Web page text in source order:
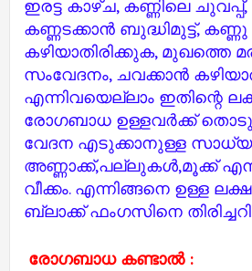
ഇരട്ട കാഴ്ച, കണ്ണിലെ ചുവപ്പ്,
കണ്ണടക്കാൻ ബുദ്ധിമുട്ട്,
കഴിയാതിരിക്കുക, മുഖത്തെ
സംവേദനം, ചവക്കാൻ
എന്നിവയെല്ലാം ഇതിന്റെ
രോഗബാധ ഉള്ളവർക്ക്
വേദന എടുക്കാനുള്ള
അണ്ണാക്ക്,പല്ലുകൾ,മൂക്ക്
വീക്കം. എന്നിങ്ങനെ ഉള്ള
ബ്ലാക്ക് ഫംഗസിനെ
രോഗബാധ കണ്ടാൽ :